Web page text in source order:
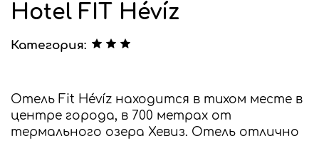
Hotel FIT Hévíz
Категория:
Отель Fit Hévíz находится в тихом месте в
центре города, в 700 метрах от
термального озера Хевиз. Отель отлично